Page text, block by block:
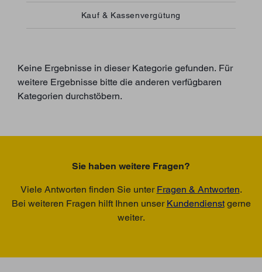
Kauf & Kassenvergütung
Keine Ergebnisse in dieser Kategorie gefunden. Für
weitere Ergebnisse bitte die anderen verfügbaren
Kategorien durchstöbern.
Sie haben weitere Fragen?
Viele Antworten finden Sie unter Fragen & Antworten.
Bei weiteren Fragen hilft Ihnen unser Kundendienstgerne
weiter.